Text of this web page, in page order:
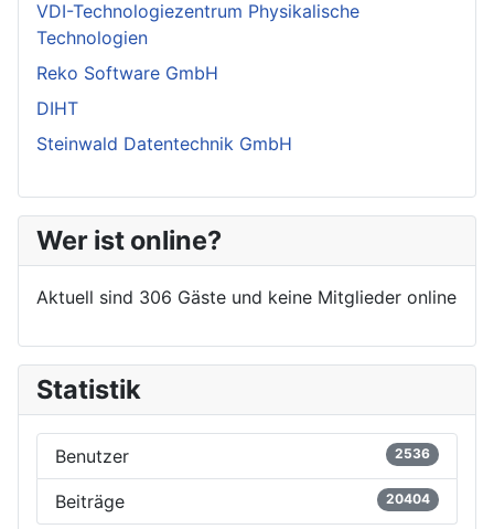
VDI-Technologiezentrum Physikalische
Technologien
Reko Software GmbH
DIHT
Steinwald Datentechnik GmbH
Wer ist online?
Aktuell sind 306 Gäste und keine Mitglieder online
Statistik
Benutzer 2536
Beiträge 20404